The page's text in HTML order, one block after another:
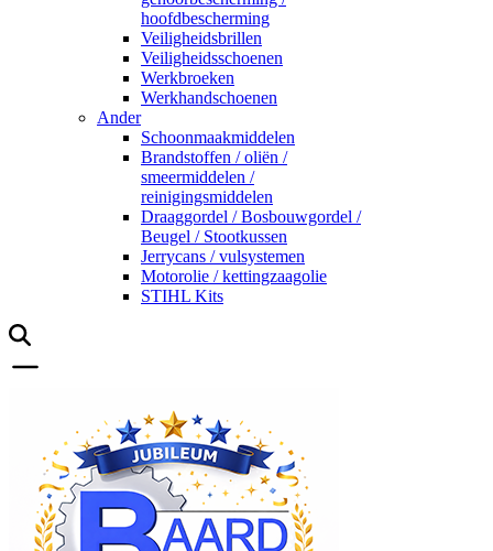
hoofdbescherming
Veiligheidsbrillen
Veiligheidsschoenen
Werkbroeken
Werkhandschoenen
Ander
Schoonmaakmiddelen
Brandstoffen / oliën /
smeermiddelen /
reinigingsmiddelen
Draaggordel / Bosbouwgordel /
Beugel / Stootkussen
Jerrycans / vulsystemen
Motorolie / kettingzaagolie
STIHL Kits